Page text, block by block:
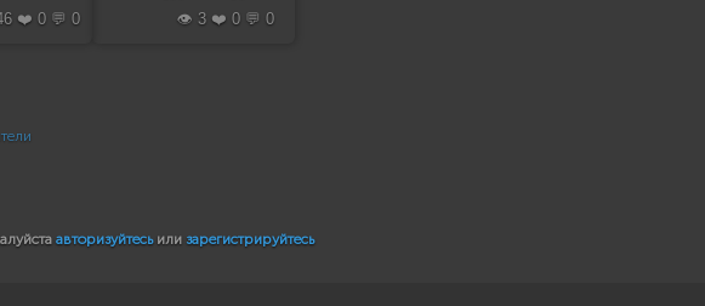
❤️ 0 💬 0
👁️ 3 ❤️ 0 💬 0
авторизуйтесьили зарегистрируйтесь